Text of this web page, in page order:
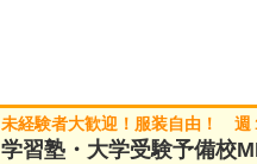
未経験者大歓迎！服装自由！ 週
学習塾・大学受験予備校